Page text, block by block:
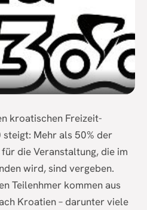
kroatischen Freizeit-
Mehr als 50% der
die Veranstaltung, die im
wird, sind vergeben.
Teilenhmer kommen aus
Kroatien – darunter viele